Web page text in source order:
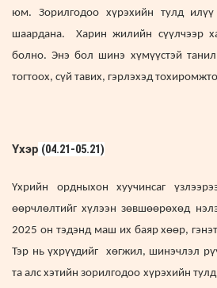
юм. Зорилгодоо хүрэхийн тулд ​​илүү
шаардана. Харин жилийн сүүлчээр
болно. Энэ бол шинэ хүмүүстэй
тогтоох, сүй тавих, гэрлэхэд
Үхэр (04.21-05.21)
Үхрийн ордныхон хуучинсаг
өөрчлөлтийг хүлээн зөвшөөрөхөд
2025 он тэдэнд маш их баяр хөөр,
Тэр нь үхрүүдийг хөгжил, шинэчлэл
та алс хэтийн зорилгодоо хүрэхийн